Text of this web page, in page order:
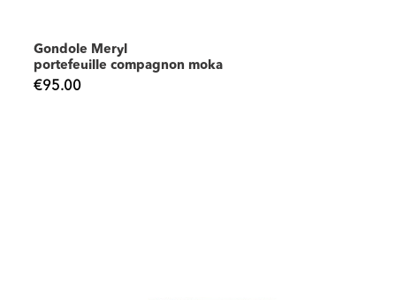
Gondole Meryl
portefeuille compagnon moka
€95.00